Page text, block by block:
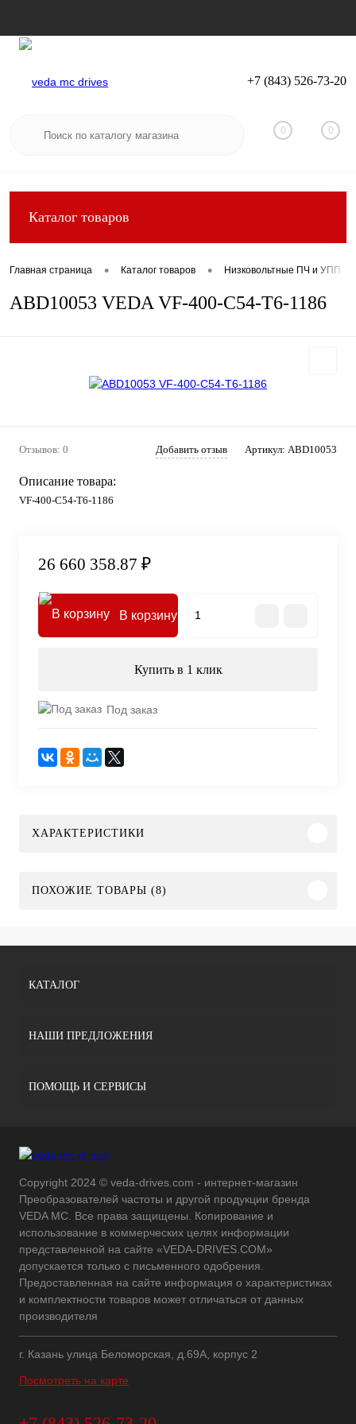
Вход Регистрация
+7 (843) 526-73-20
0 0
Каталог товаров
Главная страница • Каталог товаров • Низковольтные ПЧ и УПП
ABD10053 VEDA VF-400-C54-T6-1186
Отзывов: 0 Добавить отзыв Артикул: ABD10053
Описание товара:
VF-400-C54-T6-1186
26 660 358.87 ₽
В корзину
Купить в 1 клик
Под заказ
ХАРАКТЕРИСТИКИ
ПОХОЖИЕ ТОВАРЫ (8)
КАТАЛОГ
НАШИ ПРЕДЛОЖЕНИЯ
ПОМОЩЬ И СЕРВИСЫ
Copyright 2024 © veda-drives.com - интернет-магазин
Преобразователей частоты и другой продукции бренда
VEDA MC. Все права защищены. Копирование и
использование в коммерческих целях информации
представленной на сайте «VEDA-DRIVES.COM»
допускается только с письменного одобрения.
Предоставленная на сайте информация о характеристиках
и комплектности товаров может отличаться от данных
производителя
г. Казань улица Беломорская, д.69А, корпус 2
Посмотреть на карте